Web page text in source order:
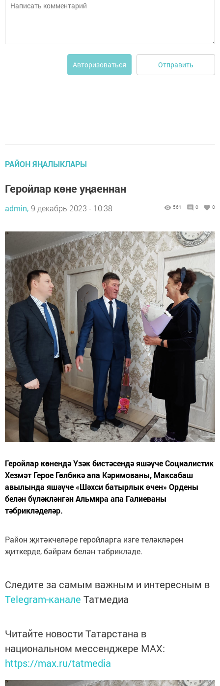
Авторизоваться Отправить
РАЙОН ЯҢАЛЫКЛАРЫ
Геройлар көне уңаеннан
admin, 9 декабрь 2023 - 10:38 561 0 0
Геройлар көнендә Үзәк бистәсендә яшәүче Социалистик
Хезмәт Герое Гөлбикә апа Кәримованы, Максабаш
авылында яшәүче «Шәхси батырлык өчен» Ордены
белән бүләкләнгән Альмира апа Галиеваны
тәбрикләделәр.
Район җитәкчеләре геройларга изге теләкләрен
җиткерде, бәйрәм белән тәбрикләде.
Следите за самым важным и интересным в
Telegram-канале Татмедиа
Читайте новости Татарстана в
национальном мессенджере MАХ:
https://max.ru/tatmedia